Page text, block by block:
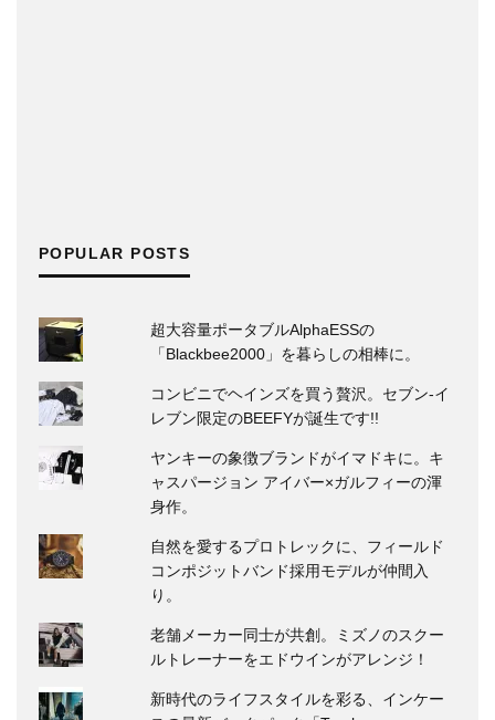
POPULAR POSTS
超大容量ポータブルAlphaESSの
「Blackbee2000」を暮らしの相棒に。
コンビニでヘインズを買う贅沢。セブン‐イ
レブン限定のBEEFYが誕生です!!
ヤンキーの象徴ブランドがイマドキに。キ
ャスパージョン アイバー×ガルフィーの渾
身作。
自然を愛するプロトレックに、フィールド
コンポジットバンド採用モデルが仲間入
り。
老舗メーカー同士が共創。ミズノのスクー
ルトレーナーをエドウインがアレンジ！
新時代のライフスタイルを彩る、インケー